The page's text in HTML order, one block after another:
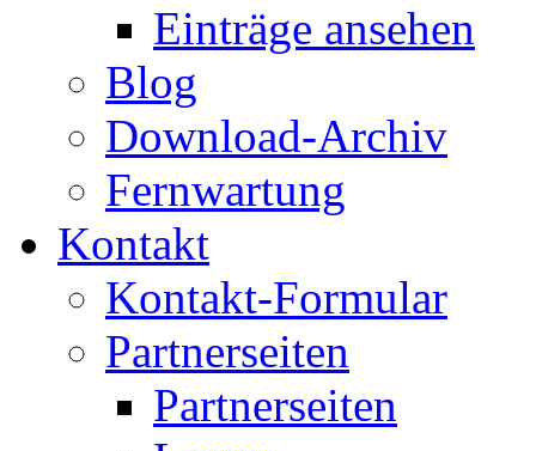
Einträge ansehen
Blog
Download-Archiv
Fernwartung
Kontakt
Kontakt-Formular
Partnerseiten
Partnerseiten